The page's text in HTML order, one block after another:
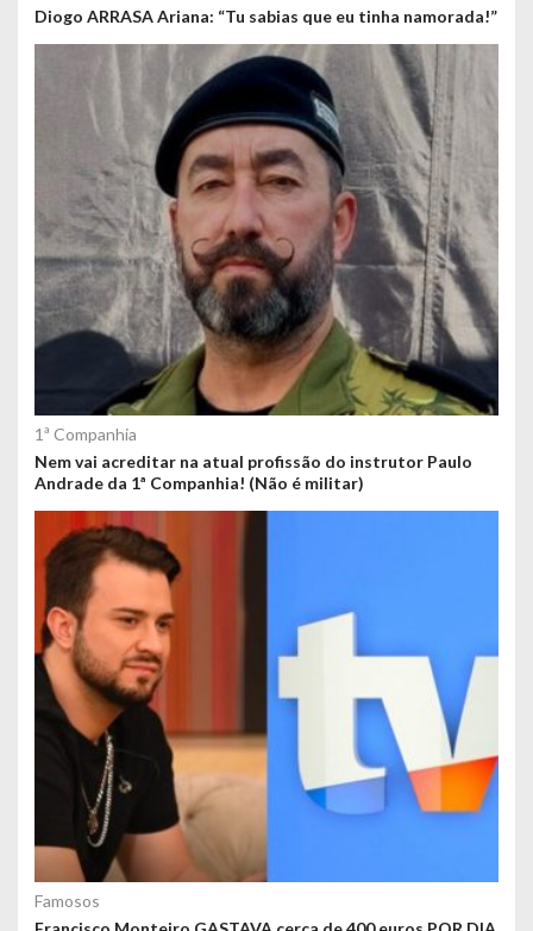
Diogo ARRASA Ariana: “Tu sabias que eu tinha namorada!”
1ª Companhia
Nem vai acreditar na atual profissão do instrutor Paulo
Andrade da 1ª Companhia! (Não é militar)
Famosos